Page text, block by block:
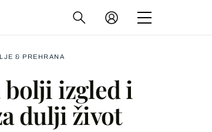
& PREHRANA
bolji izgled i
dulji život